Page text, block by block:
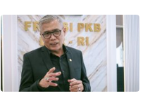
Rutin dan Edukasi
Perawatan Gigi